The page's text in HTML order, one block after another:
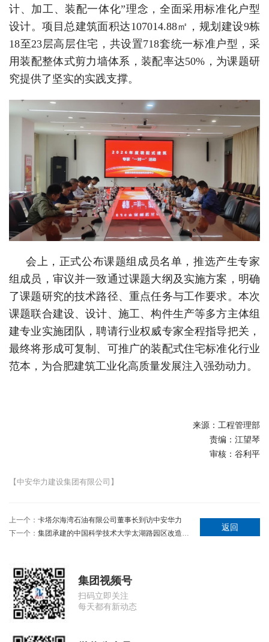
计、加工、装配一体化”理念，全面采用标准化户型
设计。项目总建筑面积达107014.88㎡，规划建设9栋
18至23层高层住宅，共设置718套统一标准户型，采
用装配整体式剪力墙体系，装配率达50%，为课题研
究提供了坚实的实践支撑。
会上，正式公布课题组成员名单，推选产生专家
组成员，审议并一致通过课题大纲及实施方案，明确
了课题研究的技术路径、重点任务与工作要求。本次
课题联合建设、设计、施工、构件生产等多方主体组
建专业实施团队，聘请行业权威专家全程指导把关，
最终将形成可复制、可推广的装配式住宅标准化行业
范本，为合肥建筑工业化高质量发展注入强劲动力。
来源：工程管理部
责编：江望琴
审核：谷利平
【中安华力建设集团有限公司】
上一个： 卡塔尔海湾石油有限公司董事长到访中安华力
下一个： 集团承建的中国科学技术大学太湖路园区改造项目稳步推进
返回
集团视频号
扫码立即关注
每天都有新动态